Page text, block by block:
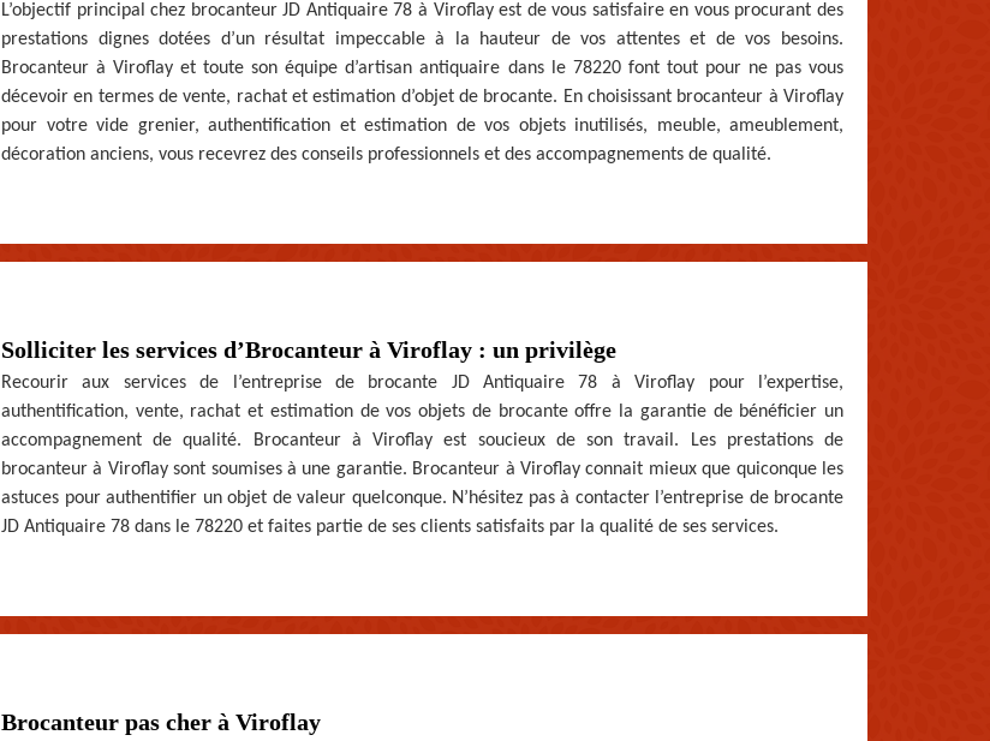
L’objectif principal chez brocanteur JD Antiquaire 78 à Viroflay est de vous satisfaire en vous procurant des
prestations dignes dotées d’un résultat impeccable à la hauteur de vos attentes et de vos besoins.
Brocanteur à Viroflay et toute son équipe d’artisan antiquaire dans le 78220 font tout pour ne pas vous
décevoir en termes de vente, rachat et estimation d’objet de brocante. En choisissant brocanteur à Viroflay
pour votre vide grenier, authentification et estimation de vos objets inutilisés, meuble, ameublement,
décoration anciens, vous recevrez des conseils professionnels et des accompagnements de qualité.
Solliciter les services d’Brocanteur à Viroflay : un privilège
Recourir aux services de l’entreprise de brocante JD Antiquaire 78 à Viroflay pour l’expertise,
authentification, vente, rachat et estimation de vos objets de brocante offre la garantie de bénéficier un
accompagnement de qualité. Brocanteur à Viroflay est soucieux de son travail. Les prestations de
brocanteur à Viroflay sont soumises à une garantie. Brocanteur à Viroflay connait mieux que quiconque les
astuces pour authentifier un objet de valeur quelconque. N’hésitez pas à contacter l’entreprise de brocante
JD Antiquaire 78 dans le 78220 et faites partie de ses clients satisfaits par la qualité de ses services.
Brocanteur pas cher à Viroflay